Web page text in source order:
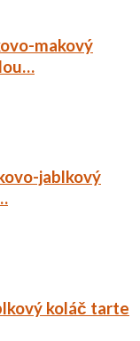
makový
jablkový
koláč tarte